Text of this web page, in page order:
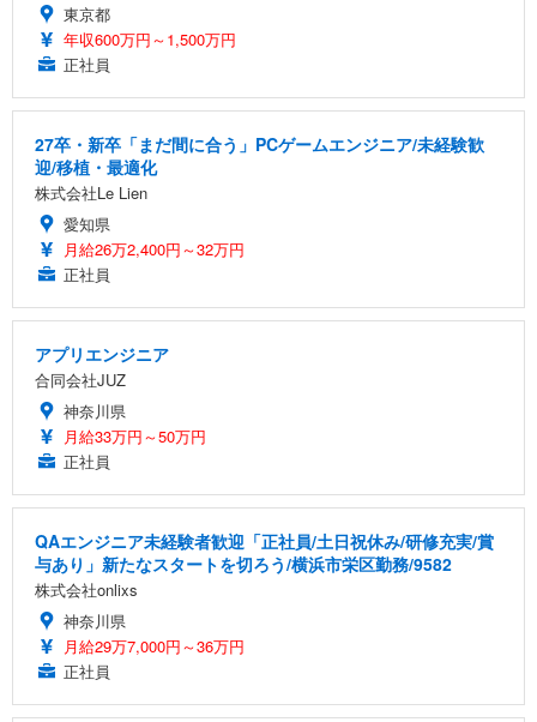
東京都
年収600万円～1,500万円
正社員
27卒・新卒「まだ間に合う」PCゲームエンジニア/未経験歓
迎/移植・最適化
株式会社Le Lien
愛知県
月給26万2,400円～32万円
正社員
アプリエンジニア
合同会社JUZ
神奈川県
月給33万円～50万円
正社員
QAエンジニア未経験者歓迎「正社員/土日祝休み/研修充実/賞
与あり」新たなスタートを切ろう/横浜市栄区勤務/9582
株式会社onlixs
神奈川県
月給29万7,000円～36万円
正社員